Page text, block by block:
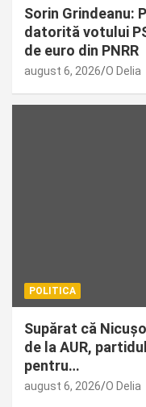
Sorin Grindeanu:
datorită votului
de euro din PNRR
august 6, 2026 O Delia
POLITICA
Supărat că
de la AUR,
pentru…
august 6, 2026 O Delia